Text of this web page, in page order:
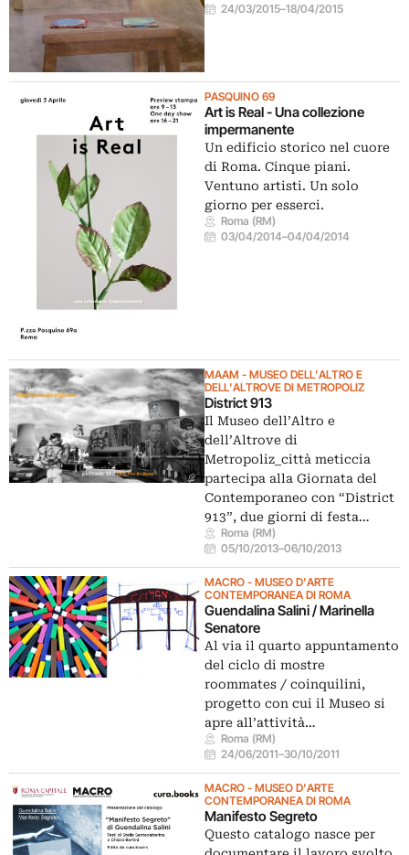
24/03/2015–18/04/2015
PASQUINO 69
Art is Real - Una collezione
impermanente
Un edificio storico nel cuore
di Roma. Cinque piani.
Ventuno artisti. Un solo
giorno per esserci.
Roma (RM)
03/04/2014–04/04/2014
MAAM - MUSEO DELL'ALTRO E
DELL'ALTROVE DI METROPOLIZ
District 913
Il Museo dell’Altro e
dell’Altrove di
Metropoliz_città meticcia
partecipa alla Giornata del
Contemporaneo con “District
913”, due giorni di festa…
Roma (RM)
05/10/2013–06/10/2013
MACRO - MUSEO D'ARTE
CONTEMPORANEA DI ROMA
Guendalina Salini / Marinella
Senatore
Al via il quarto appuntamento
del ciclo di mostre
roommates / coinquilini,
progetto con cui il Museo si
apre all’attività…
Roma (RM)
24/06/2011–30/10/2011
MACRO - MUSEO D'ARTE
CONTEMPORANEA DI ROMA
Manifesto Segreto
Questo catalogo nasce per